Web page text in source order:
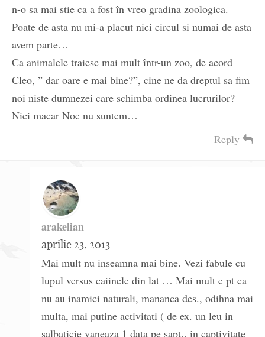
n-o sa mai stie ca a fost în vreo gradina zoologica.
Poate de asta nu mi-a placut nici circul si numai de asta
avem parte…
Ca animalele traiesc mai mult într-un zoo, de acord
Cleo, ” dar oare e mai bine?”, cine ne da dreptul sa fim
noi niste dumnezei care schimba ordinea lucrurilor?
Nici macar Noe nu suntem…
Reply
arakelian
aprilie 23, 2013
Mai mult nu inseamna mai bine. Vezi fabule cu
lupul versus caiinele din lat … Mai mult e pt ca
nu au inamici naturali, mananca des., odihna mai
multa, mai putine activitati ( de ex. un leu in
salbaticie vaneaza 1 data pe sapt.. in captivitate